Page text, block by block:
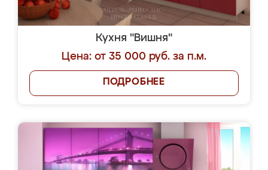
Кухня "Вишня"
Цена: от 35 000 руб. за п.м.
ПОДРОБНЕЕ